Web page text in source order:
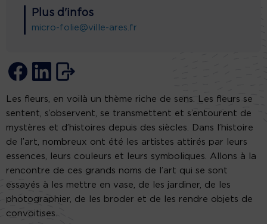
Plus d'infos
micro-folie@ville-ares.fr
Les fleurs, en voilà un thème riche de sens. Les fleurs se
sentent, s’observent, se transmettent et s’entourent de
mystères et d’histoires depuis des siècles. Dans l’histoire
de l’art, nombreux ont été les artistes attirés par leurs
essences, leurs couleurs et leurs symboliques. Allons à la
rencontre de ces grands noms de l’art qui se sont
essayés à les mettre en vase, de les jardiner, de les
photographier, de les broder et de les rendre objets de
convoitises.